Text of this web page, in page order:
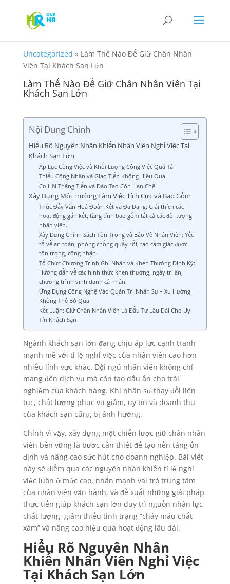
Uncategorized » Làm Thế Nào Để Giữ Chân Nhân
Viên Tại Khách Sạn Lớn
Làm Thế Nào Để Giữ Chân Nhân Viên Tại
Khách Sạn Lớn
Nội Dung Chính
Hiểu Rõ Nguyên Nhân Khiến Nhân Viên Nghỉ Việc Tại
Khách Sạn Lớn
Áp Lực Công Việc và Khối Lượng Công Việc Quá Tải
Thiếu Công Nhận và Giao Tiếp Không Hiệu Quả
Cơ Hội Thăng Tiến và Đào Tạo Còn Hạn Chế
Xây Dựng Môi Trường Làm Việc Tích Cực và Bao Gồm
Thúc Đẩy Văn Hoá Đoàn Kết và Đa Dạng: Giải thích các
hoạt động gắn kết, tăng tính bao gồm tất cả các đối tượng
nhân viên.
Xây Dựng Chính Sách Tôn Trọng và Bảo Vệ Nhân Viên: Yếu
tố về an toàn, phòng chống quấy rối, tạo cảm giác được
tôn trọng, công nhận.
Tổ Chức Chương Trình Ghi Nhận và Khen Thưởng Định Kỳ:
Hướng dẫn về các hình thức khen thưởng, ngày tri ân,
chương trình vinh danh cá nhân.
Ứng Dụng Công Nghệ Vào Quản Trị Nhân Sự – Xu Hướng
Không Thể Bỏ Qua
Kết Luận: Giữ Chân Nhân Viên Là Đầu Tư Lâu Dài Cho Uy
Tín Khách Sạn
Ngành khách sạn lớn đang chịu áp lực cạnh tranh
mạnh mẽ với tỉ lệ nghỉ việc của nhân viên cao hơn
nhiều lĩnh vực khác. Đội ngũ nhân viên không chỉ
mang đến dịch vụ mà còn tạo dấu ấn cho trải
nghiệm của khách hàng. Khi nhân sự thay đổi liên
tục, chất lượng phục vụ giảm, uy tín và doanh thu
của khách sạn cũng bị ảnh hưởng.
Chính vì vậy, xây dựng một chiến lược giữ chân nhân
viên bền vững là bước cần thiết để tạo nền tảng ổn
định và nâng cao sức hút cho doanh nghiệp. Bài viết
này sẽ điểm qua các nguyên nhân khiến tỉ lệ nghỉ
việc luôn ở mức cao, nhấn mạnh vai trò trung tâm
của nhân viên vận hành, và đề xuất những giải pháp
thực tiễn giúp khách sạn lớn duy trì nguồn nhân lực
chất lượng, giảm thiểu tình trạng “chảy máu chất
xám” và nâng cao hiệu quả hoạt động lâu dài.
Hiểu Rõ Nguyên Nhân
Khiến Nhân Viên Nghỉ Việc
Tại Khách Sạn Lớn